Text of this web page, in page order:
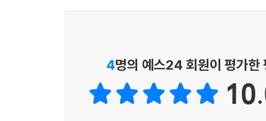
미가 없는 것이 되었다. 나는 글을 쓰기 위해서,
목적을 위해 존재하는 것이 아니었다. 그것들은
것이다. 그가 결국 시인이 되든 광인이 되든 예언
4명의 예스24 회원이 평가한